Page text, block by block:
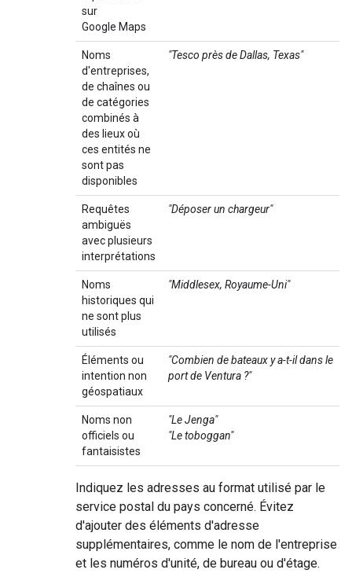
sur
Google Maps
Noms
d'entreprises,
de chaînes ou
de catégories
combinés à
des lieux où
ces entités ne
sont pas
disponibles
"Tesco près de Dallas, Texas"
Requêtes
ambiguës
avec plusieurs
interprétations
"Déposer un chargeur"
Noms
historiques qui
ne sont plus
utilisés
"Middlesex, Royaume-Uni"
Éléments ou
intention non
géospatiaux
"Combien de bateaux y a-t-il dans le
port de Ventura ?"
Noms non
officiels ou
fantaisistes
"Le Jenga"
"Le toboggan"
Indiquez les adresses au format utilisé par le
service postal du pays concerné. Évitez
d'ajouter des éléments d'adresse
supplémentaires, comme le nom de l'entreprise
et les numéros d'unité, de bureau ou d'étage.